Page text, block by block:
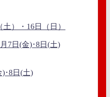
）・16日（日）
･8日(土)